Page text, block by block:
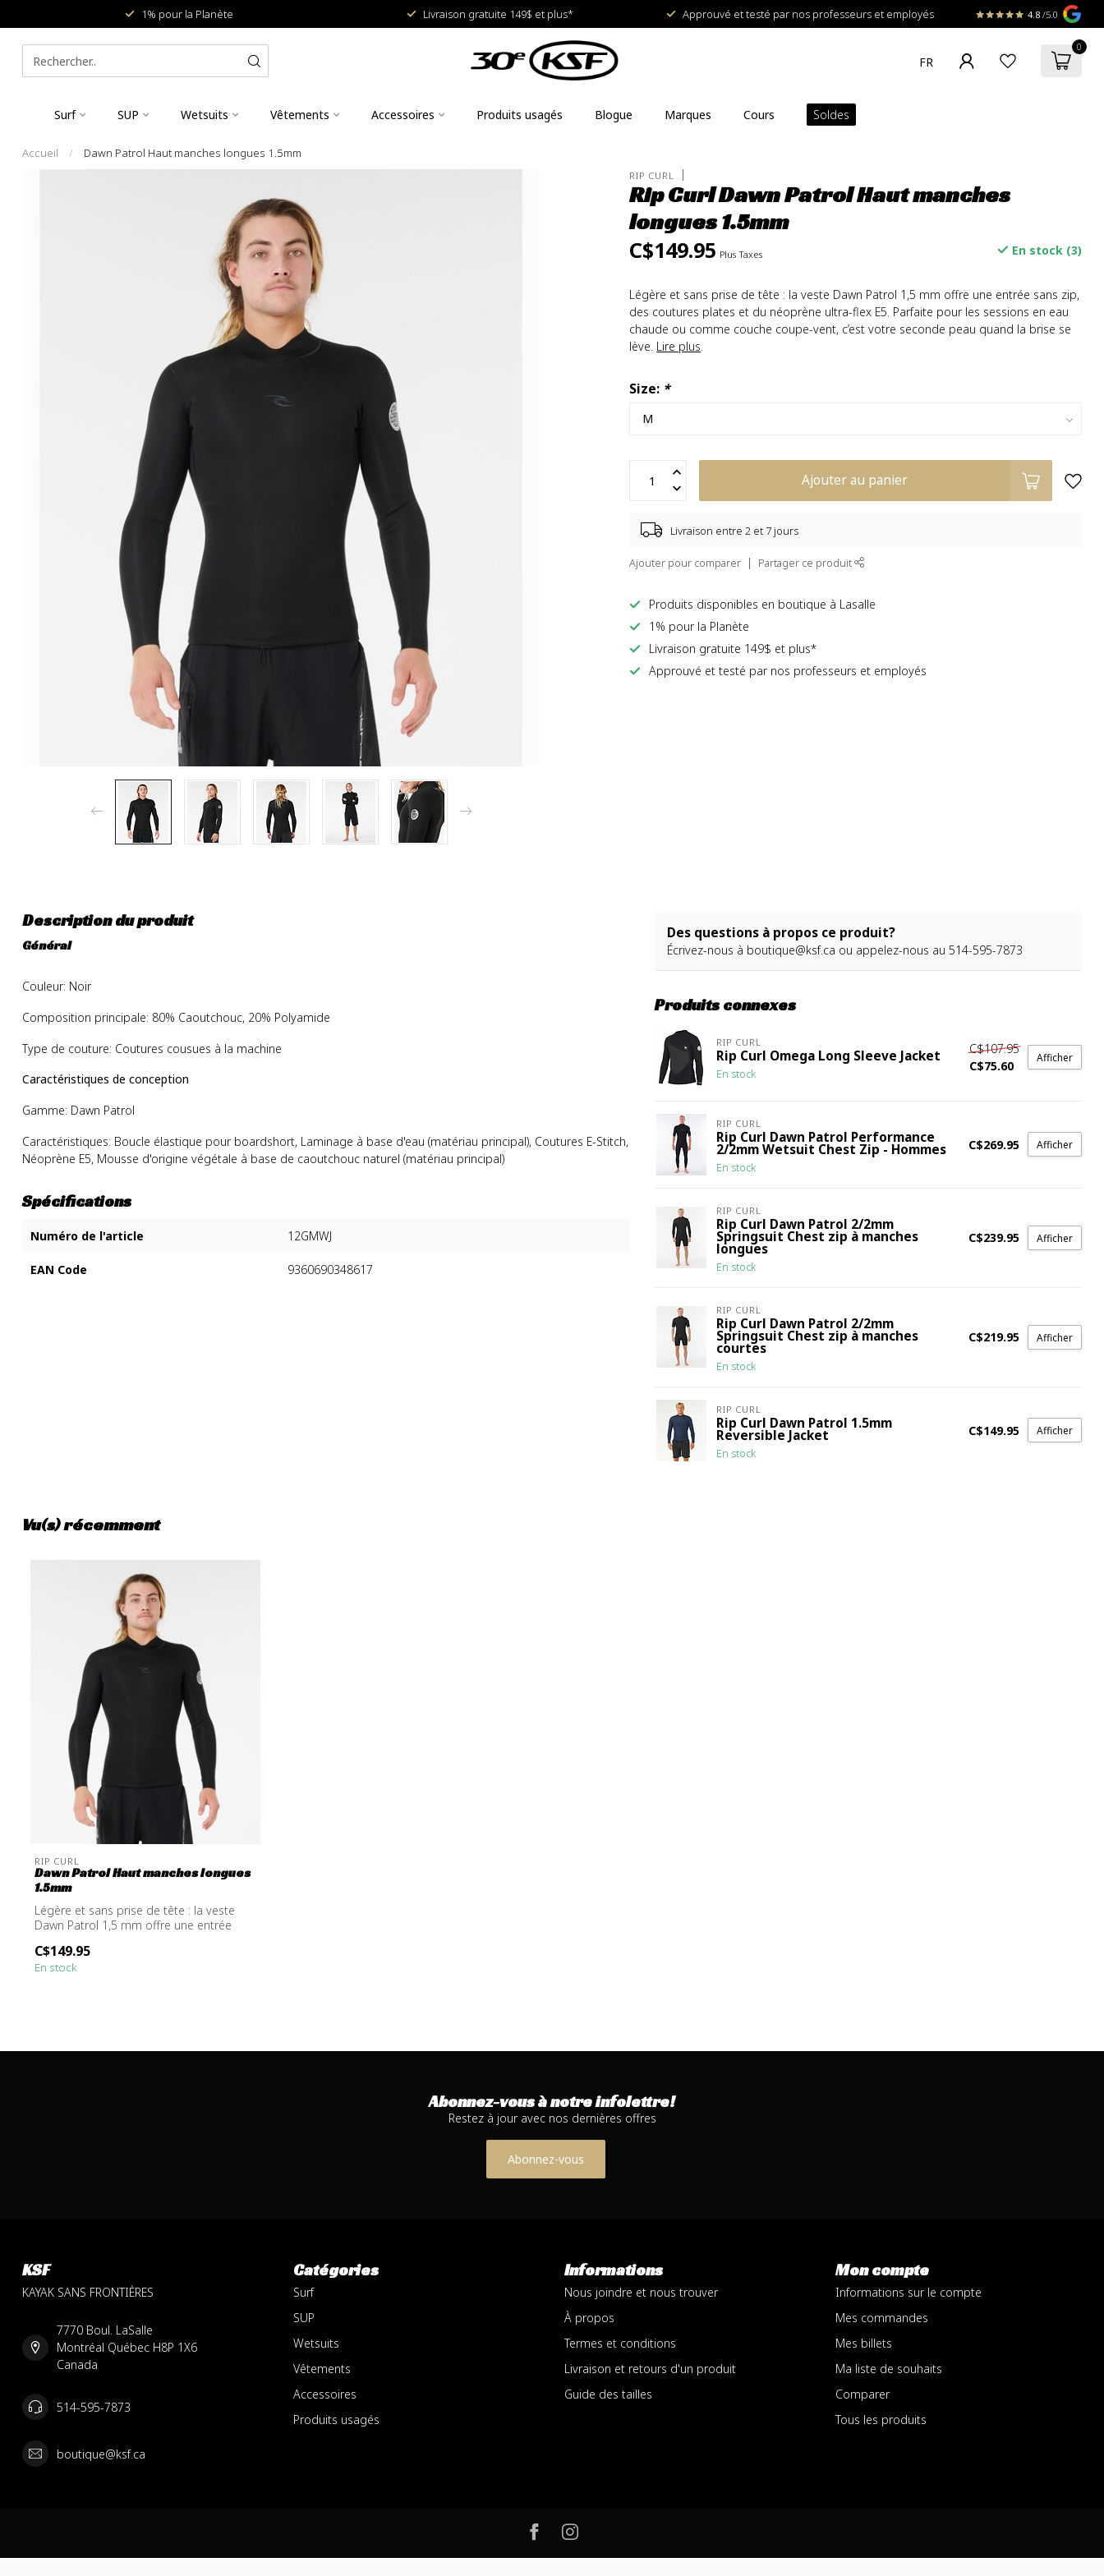
1% pour la Planète Livraison gratuite 149$ et plus* Approuvé et testé par nos professeurs et employés 4.8 /5.0
0
Surf SUP Wetsuits Vêtements Accessoires Produits usagés Blogue Marques Cours Soldes
Accueil / Dawn Patrol Haut manches longues 1.5mm
RIP CURL
Rip Curl Dawn Patrol Haut manches
longues 1.5mm
C$149.95 Plus Taxes En stock (3)
Légère et sans prise de tête : la veste Dawn Patrol 1,5 mm offre une entrée sans zip,
des coutures plates et du néoprène ultra-flex E5. Parfaite pour les sessions en eau
chaude ou comme couche coupe-vent, c’est votre seconde peau quand la brise se
lève. Lire plus.
Size: *
Ajouter au panier
Livraison entre 2 et 7 jours
Ajouter pour comparer Partager ce produit
Produits disponibles en boutique à Lasalle
1% pour la Planète
Livraison gratuite 149$ et plus*
Approuvé et testé par nos professeurs et employés
Description du produit
Général
Couleur: Noir
Composition principale: 80% Caoutchouc, 20% Polyamide
Type de couture: Coutures cousues à la machine
Caractéristiques de conception
Gamme: Dawn Patrol
Caractéristiques: Boucle élastique pour boardshort, Laminage à base d'eau (matériau principal), Coutures E-Stitch,
Néoprène E5, Mousse d'origine végétale à base de caoutchouc naturel (matériau principal)
Spécifications
Numéro de l'article 12GMWJ
EAN Code 9360690348617
Des questions à propos ce produit?
Écrivez-nous à boutique@ksf.ca ou appelez-nous au 514-595-7873
Produits connexes
RIP CURL
Rip Curl Omega Long Sleeve Jacket
En stock
C$107.95
C$75.60
Afficher
RIP CURL
Rip Curl Dawn Patrol Performance
2/2mm Wetsuit Chest Zip - Hommes
En stock
C$269.95 Afficher
RIP CURL
Rip Curl Dawn Patrol 2/2mm
Springsuit Chest zip à manches
longues
En stock
C$239.95 Afficher
RIP CURL
Rip Curl Dawn Patrol 2/2mm
Springsuit Chest zip à manches
courtes
En stock
C$219.95 Afficher
RIP CURL
Rip Curl Dawn Patrol 1.5mm
Reversible Jacket
En stock
C$149.95 Afficher
Vu(s) récemment
RIP CURL
Dawn Patrol Haut manches longues
1.5mm
Légère et sans prise de tête : la veste
Dawn Patrol 1,5 mm offre une entrée
C$149.95
En stock
Abonnez-vous à notre infolettre!
Restez à jour avec nos dernières offres
Abonnez-vous
KSF
KAYAK SANS FRONTIÈRES
7770 Boul. LaSalle
Montréal Québec H8P 1X6
Canada
514-595-7873
boutique@ksf.ca
Catégories
Surf
SUP
Wetsuits
Vêtements
Accessoires
Produits usagés
Informations
Nous joindre et nous trouver
À propos
Termes et conditions
Livraison et retours d'un produit
Guide des tailles
Mon compte
Informations sur le compte
Mes commandes
Mes billets
Ma liste de souhaits
Comparer
Tous les produits